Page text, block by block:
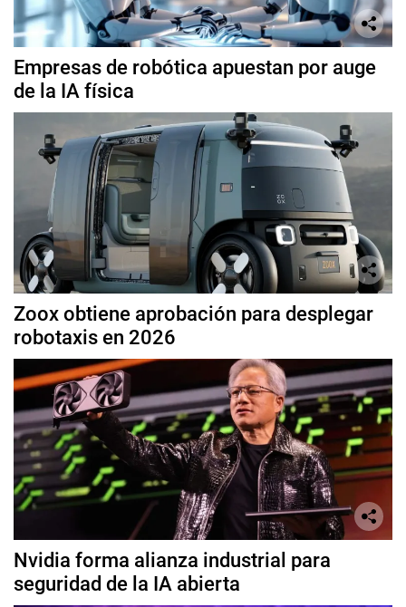
Empresas de robótica apuestan por auge
de la IA física
Zoox obtiene aprobación para desplegar
robotaxis en 2026
Nvidia forma alianza industrial para
seguridad de la IA abierta